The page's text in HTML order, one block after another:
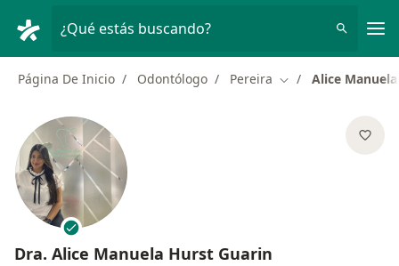
¿Qué estás buscando?
Página De Inicio Odontólogo Pereira Cambiar de ciudad
Alice
Dra. Alice Manuela Hurst Guarin